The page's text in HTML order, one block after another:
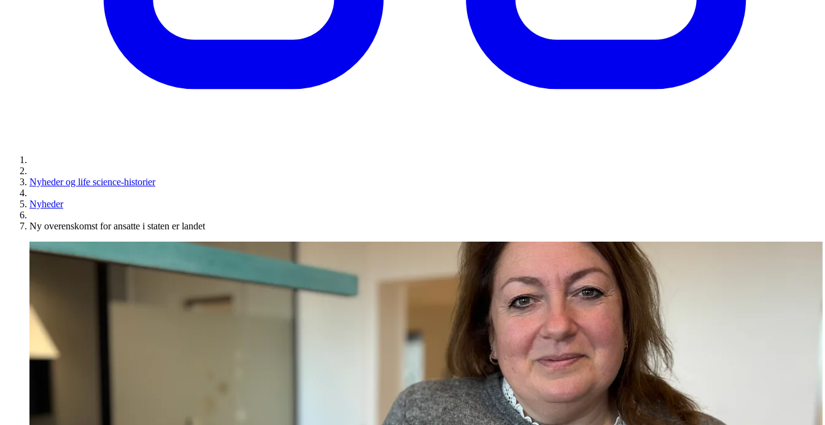
Nyheder og life science-historier
Nyheder
Ny overenskomst for ansatte i staten er landet